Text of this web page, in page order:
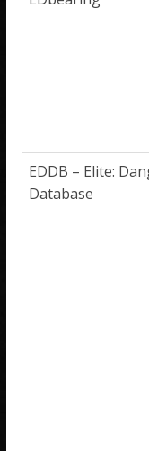
EDDB – Elite:
Database